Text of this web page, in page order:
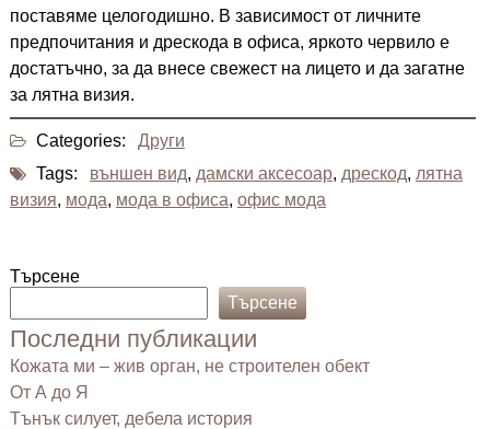
поставяме целогодишно. В зависимост от личните
предпочитания и дрескода в офиса, яркото червило е
достатъчно, за да внесе свежест на лицето и да загатне
за лятна визия.
Categories:
Други
Tags:
външен вид, дамски аксесоар, дрескод, лятна
визия, мода, мода в офиса, офис мода
Търсене
Търсене
Последни публикации
Кожата ми – жив орган, не строителен обект
От А до Я
Тънък силует, дебела история